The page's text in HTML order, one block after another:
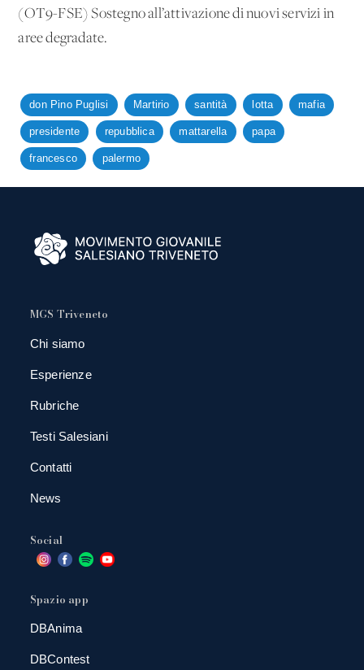
(OT9-FSE) Sostegno all’attivazione di nuovi servizi in
aree degradate.
don Pino Puglisi Martirio santità lotta mafia
presidente repubblica mattarella papa
francesco palermo
MGS Triveneto
Chi siamo
Esperienze
Rubriche
Testi Salesiani
Contatti
News
Social
Spazio app
DBAnima
DBContest